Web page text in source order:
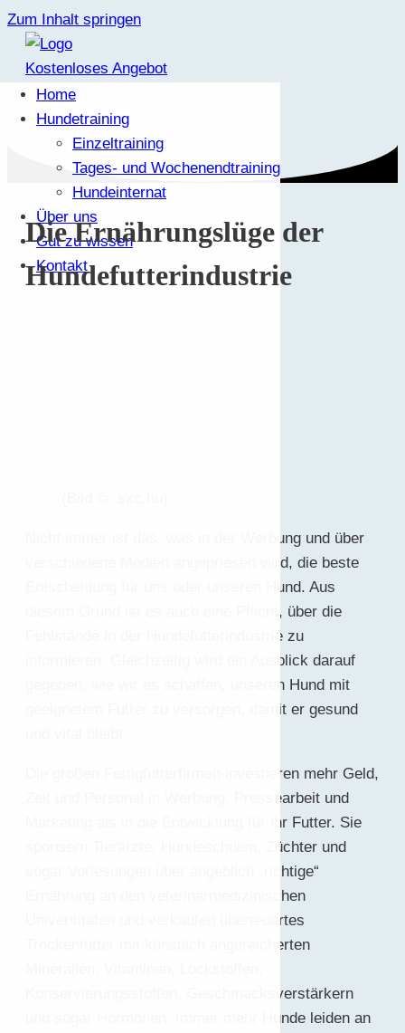
Zum Inhalt springen
Home
Hundetraining
Einzeltraining
Tages- und Wochenendtraining
Hundeinternat
Über uns
Gut zu wissen
Kontakt
Kostenloses Angebot
Die Ernährungslüge der
Hundefutterindustrie
Nicht immer ist das, was in der Werbung und über
verschiedene Medien angepriesen wird, die beste
Entscheidung für uns oder unseren Hund. Aus
diesem Grund ist es auch eine Pflicht, über die
Fehlstände in der Hundefutterindustrie zu
informieren. Gleichzeitig wird ein Ausblick darauf
gegeben, wie wir es schaffen, unseren Hund mit
geeignetem Futter zu versorgen, damit er gesund
Die großen Fertigfutterfirmen investieren mehr Geld,
Zeit und Personal in Werbung, Pressearbeit und
Marketing als in die Entwicklung für ihr Futter. Sie
sponsern Tierärzte, Hundeschulen, Züchter und
sogar Vorlesungen über angeblich „richtige“
Ernährung an den veterinärmedizinischen
Universitäten und verkaufen überteuertes
Trockenfutter mit künstlich angereicherten
Konservierungsstoffen, Geschmacksverstärkern
und sogar Hormonen. Immer mehr Hunde leiden an